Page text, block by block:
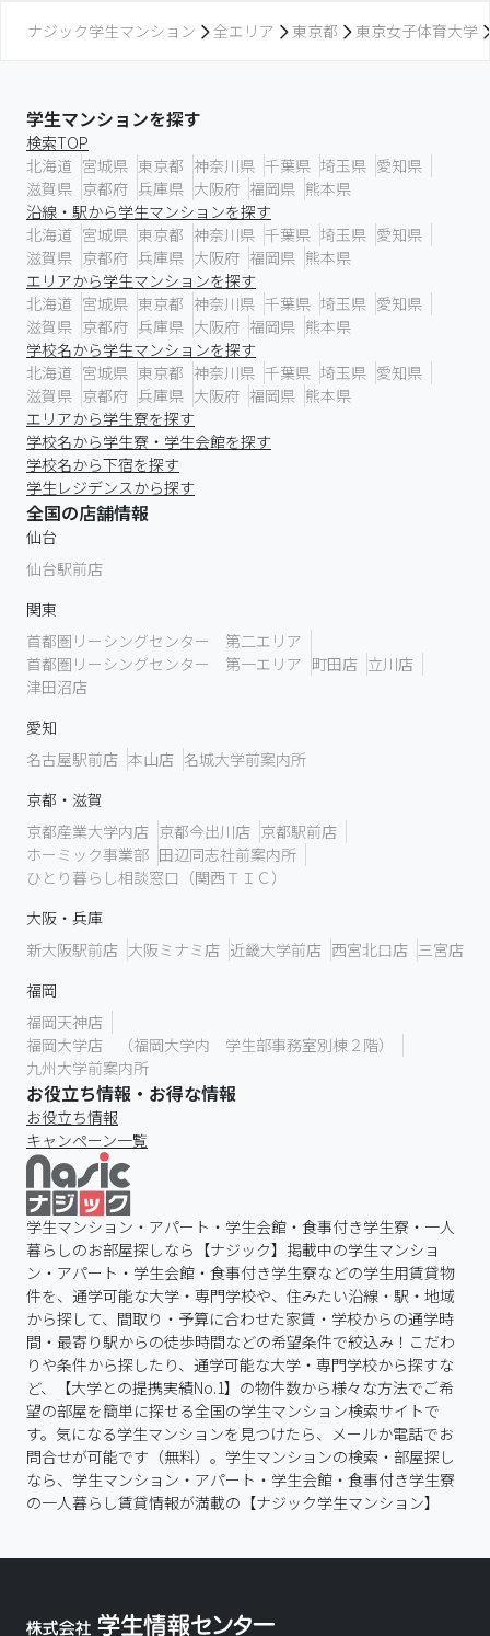
ナジック学生マンション 全エリア 東京都 東京女子体育大学
学生マンションを探す
検索TOP
北海道 宮城県 東京都 神奈川県 千葉県 埼玉県 愛知県
滋賀県 京都府 兵庫県 大阪府 福岡県 熊本県
沿線・駅から学生マンションを探す
北海道 宮城県 東京都 神奈川県 千葉県 埼玉県 愛知県
滋賀県 京都府 兵庫県 大阪府 福岡県 熊本県
エリアから学生マンションを探す
北海道 宮城県 東京都 神奈川県 千葉県 埼玉県 愛知県
滋賀県 京都府 兵庫県 大阪府 福岡県 熊本県
学校名から学生マンションを探す
北海道 宮城県 東京都 神奈川県 千葉県 埼玉県 愛知県
滋賀県 京都府 兵庫県 大阪府 福岡県 熊本県
エリアから学生寮を探す
学校名から学生寮・学生会館を探す
学校名から下宿を探す
学生レジデンスから探す
全国の店舗情報
仙台
仙台駅前店
関東
首都圏リーシングセンター 第二エリア
首都圏リーシングセンター 第一エリア 町田店 立川店
津田沼店
愛知
名古屋駅前店 本山店 名城大学前案内所
京都・滋賀
京都産業大学内店 京都今出川店 京都駅前店
ホーミック事業部 田辺同志社前案内所
ひとり暮らし相談窓口（関西ＴＩＣ）
大阪・兵庫
新大阪駅前店 大阪ミナミ店 近畿大学前店 西宮北口店 三宮店
福岡
福岡天神店
福岡大学店 （福岡大学内 学生部事務室別棟２階）
九州大学前案内所
お役立ち情報・お得な情報
お役立ち情報
キャンペーン一覧
学生マンション・アパート・学生会館・食事付き学生寮・一人
暮らしのお部屋探しなら【ナジック】掲載中の学生マンショ
ン・アパート・学生会館・食事付き学生寮などの学生用賃貸物
件を、通学可能な大学・専門学校や、住みたい沿線・駅・地域
から探して、間取り・予算に合わせた家賃・学校からの通学時
間・最寄り駅からの徒歩時間などの希望条件で絞込み！こだわ
りや条件から探したり、通学可能な大学・専門学校から探すな
ど、【大学との提携実績No.1】の物件数から様々な方法でご希
望の部屋を簡単に探せる全国の学生マンション検索サイトで
す。気になる学生マンションを見つけたら、メールか電話でお
問合せが可能です（無料）。学生マンションの検索・部屋探し
なら、学生マンション・アパート・学生会館・食事付き学生寮
の一人暮らし賃貸情報が満載の【ナジック学生マンション】